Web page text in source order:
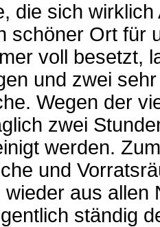
die sich
schöner Ort für
voll besetzt,
und zwei
Wegen der
zwei
werden.
und
wieder aus allen
ständig